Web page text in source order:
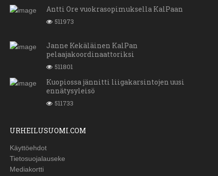
Antti Ore vuokrasopimuksella KalPaan
511973
Janne Kekäläinen KalPan
pelaajakoordinaattoriksi
511801
Kuopiossa jännitti liigakarsintojen uusi
ennätysyleisö
511733
URHEILUSUOMI.COM
Käyttöehdot
Tietosuojalauseke
Mediakortti